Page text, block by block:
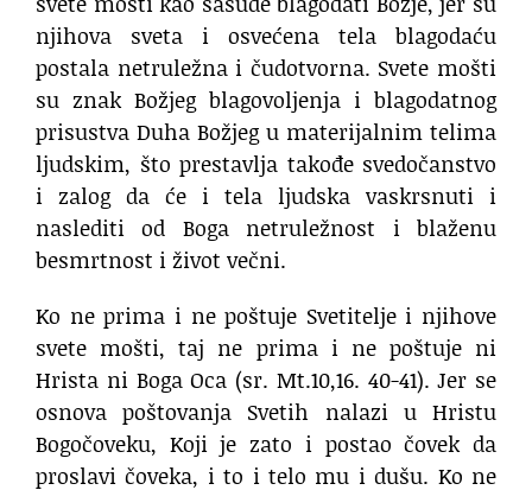
njihova sveta i osvećena tela blagodaću
postala netruležna i čudotvorna. Svete mošti
su znak Božjeg blagovoljenja i blagodatnog
prisustva Duha Božjeg u materijalnim telima
ljudskim, što prestavlja takođe svedočanstvo
i zalog da će i tela ljudska vaskrsnuti i
naslediti od Boga netruležnost i blaženu
besmrtnost i život večni.
Ko ne prima i ne poštuje Svetitelje i njihove
svete mošti, taj ne prima i ne poštuje ni
Hrista ni Boga Oca (sr. Mt.10,16. 40-41). Jer se
osnova poštovanja Svetih nalazi u Hristu
Bogočoveku, Koji je zato i postao čovek da
proslavi čoveka, i to i telo mu i dušu. Ko ne